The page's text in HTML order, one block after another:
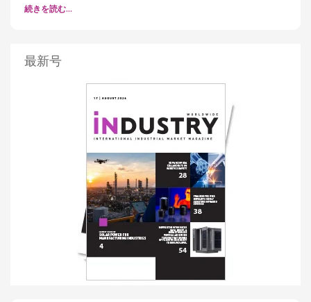
続きを読む…
最新号